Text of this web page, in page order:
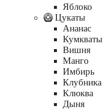
Яблоко
🥝 Цукаты
Ананас
Кумкваты
Вишня
Манго
Имбирь
Клубника
Клюква
Дыня